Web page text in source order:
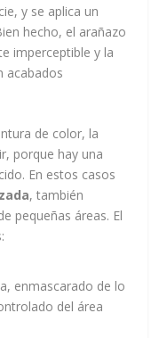
y se aplica un
hecho, el arañazo
imperceptible y la
acabados
de color, la
porque hay una
En estos casos
, también
pequeñas áreas. El
enmascarado de lo
del área